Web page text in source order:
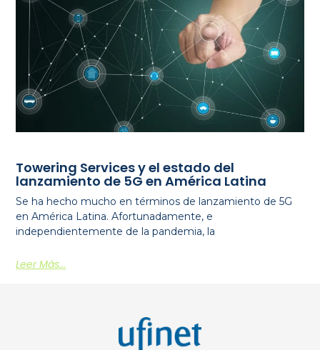
Towering Services y el estado del
lanzamiento de 5G en América Latina
Se ha hecho mucho en términos de lanzamiento de 5G
en América Latina. Afortunadamente, e
independientemente de la pandemia, la
Leer Más...